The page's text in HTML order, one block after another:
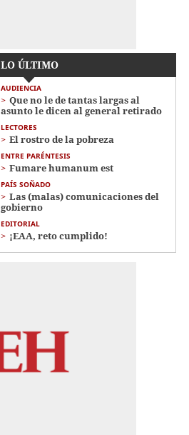
LO ÚLTIMO
AUDIENCIA
Que no le de tantas largas al
asunto le dicen al general retirado
LECTORES
El rostro de la pobreza
ENTRE PARÉNTESIS
Fumare humanum est
PAÍS SOÑADO
Las (malas) comunicaciones del
gobierno
EDITORIAL
¡EAA, reto cumplido!